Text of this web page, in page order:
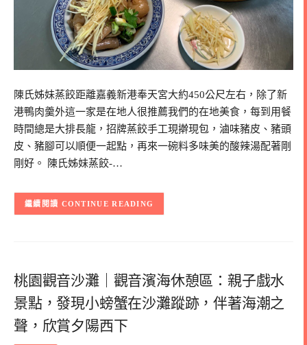
陳氏姊妹蒸餃距離嘉義新港奉天宮大約450公尺左右，除了新
港鴨肉羹外這一家是在地人很推薦我們的在地美食，每到用餐
時間總是大排長龍，招牌蒸餃手工現擀現包，滷味豬皮、豬頭
皮、豬腳可以順便一起點，再來一碗料多味美的酸辣湯配著剛
剛好。 陳氏姊妹蒸餃-…
CONTINUE READING
桃園觀音沙灘｜觀音濱海休憩區：親子戲水
景點，發現小螃蟹在沙灘蹤跡，伴著海潮之
聲，欣賞夕陽西下